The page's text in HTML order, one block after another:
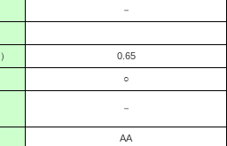
－
0.65
○
－
AA